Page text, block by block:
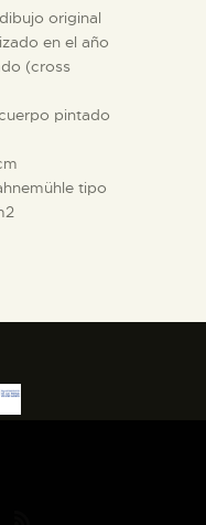
original
en el año
(cross
pintado
tipo